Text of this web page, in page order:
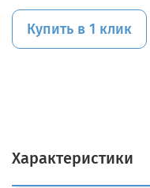
Купить в 1 клик
Характеристики